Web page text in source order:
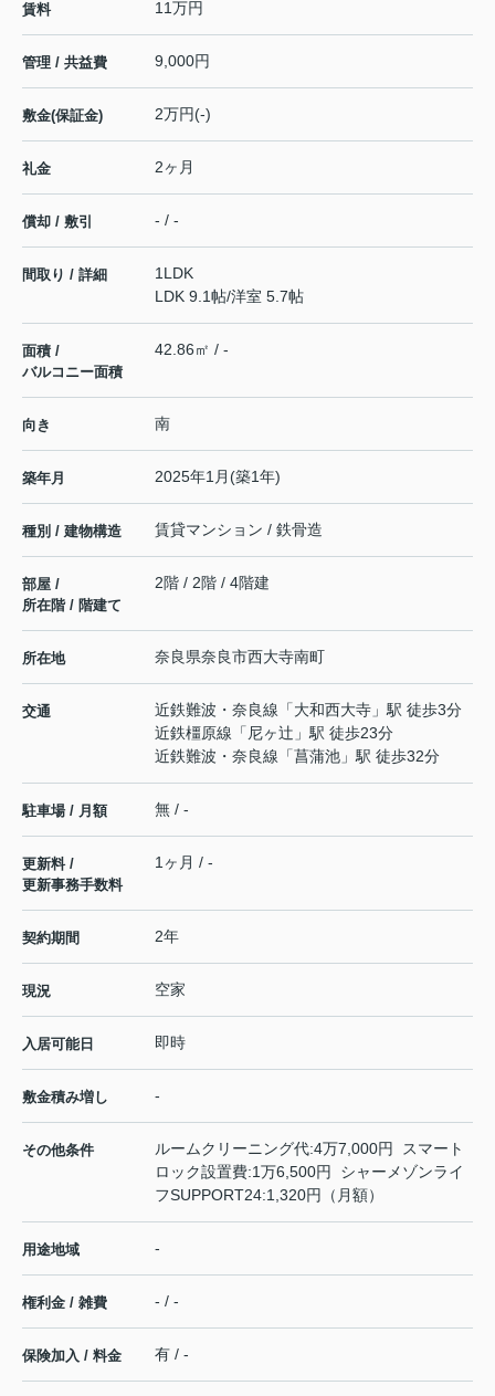
賃料 11万円
管理 / 共益費 9,000円
敷金(保証金) 2万円(-)
礼金 2ヶ月
償却 / 敷引 - / -
間取り / 詳細
1LDK
LDK 9.1帖/洋室 5.7帖
面積 /
バルコニー面積
42.86㎡ / -
向き 南
築年月 2025年1月(築1年)
種別 / 建物構造 賃貸マンション / 鉄骨造
部屋 /
所在階 / 階建て
2階 / 2階 / 4階建
所在地 奈良県奈良市西大寺南町
交通 近鉄難波・奈良線 「大和西大寺 」駅 徒歩3分
近鉄橿原線 「 尼ヶ辻 」駅 徒歩23分
近鉄難波・奈良線 「菖蒲池 」駅 徒歩32分
駐車場 / 月額 無 / -
更新料 /
更新事務手数料
1ヶ月 / -
契約期間 2年
現況 空家
入居可能日 即時
敷金積み増し -
その他条件
ルームクリーニング代:4万7,000円 スマート
ロック設置費:1万6,500円 シャーメゾンライ
フSUPPORT24:1,320円（月額）
用途地域 -
権利金 / 雑費 - / -
保険加入 / 料金 有 / -